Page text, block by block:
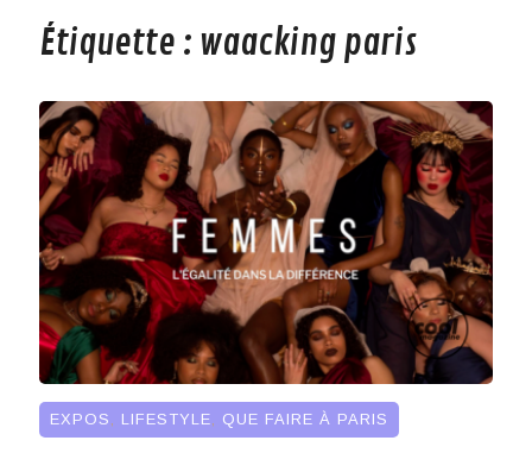
Étiquette : waacking paris
EXPOS LIFESTYLE QUE FAIRE À PARIS